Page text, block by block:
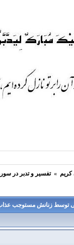
كريم » تفسير و تدبر در
توسط زنانش مستوجب